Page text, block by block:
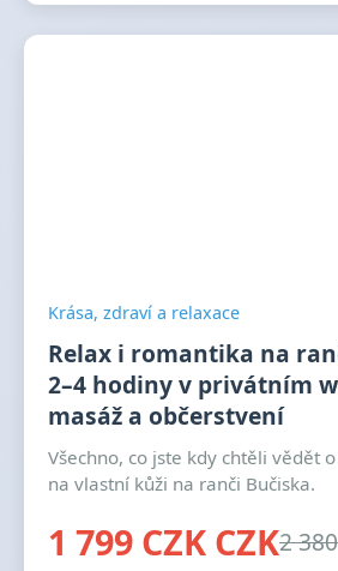
Krása, zdraví a relaxace
Relax i romantika na
2–4 hodiny v privátním
masáž a občerstvení
Všechno, co jste kdy chtěli vědět
na vlastní kůži na ranči Bučiska.
1 799 CZK CZK2